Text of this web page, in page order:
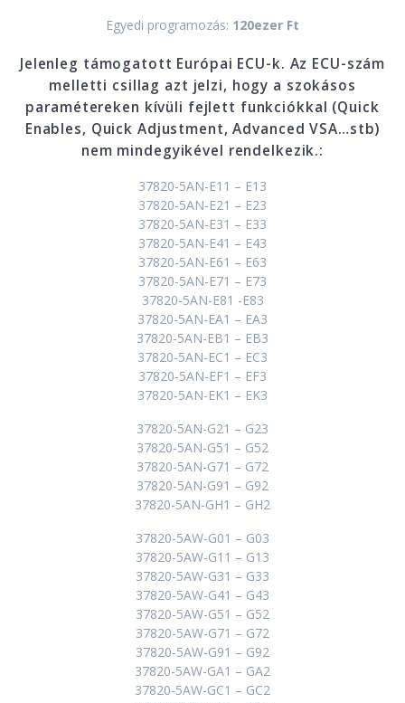
Egyedi programozás: 120ezer Ft
Jelenleg támogatott Európai ECU-k. Az ECU-szám
melletti csillag azt jelzi, hogy a szokásos
paramétereken kívüli fejlett funkciókkal (Quick
Enables, Quick Adjustment, Advanced VSA…stb)
nem mindegyikével rendelkezik.:
37820-5AN-E11 – E13
37820-5AN-E21 – E23
37820-5AN-E31 – E33
37820-5AN-E41 – E43
37820-5AN-E61 – E63
37820-5AN-E71 – E73
37820-5AN-E81 -E83
37820-5AN-EA1 – EA3
37820-5AN-EB1 – EB3
37820-5AN-EC1 – EC3
37820-5AN-EF1 – EF3
37820-5AN-EK1 – EK3
37820-5AN-G21 – G23
37820-5AN-G51 – G52
37820-5AN-G71 – G72
37820-5AN-G91 – G92
37820-5AN-GH1 – GH2
37820-5AW-G01 – G03
37820-5AW-G11 – G13
37820-5AW-G31 – G33
37820-5AW-G41 – G43
37820-5AW-G51 – G52
37820-5AW-G71 – G72
37820-5AW-G91 – G92
37820-5AW-GA1 – GA2
37820-5AW-GC1 – GC2